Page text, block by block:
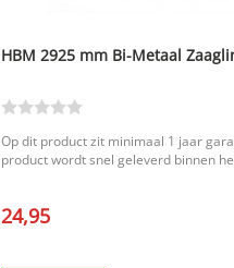
HBM 2925 mm Bi-Metaal
Op dit product zit minimaal 1 jaar
product wordt snel geleverd binnen
24,95